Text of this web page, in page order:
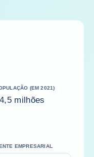
(EM 2021)
milhões
EMPRESARIAL